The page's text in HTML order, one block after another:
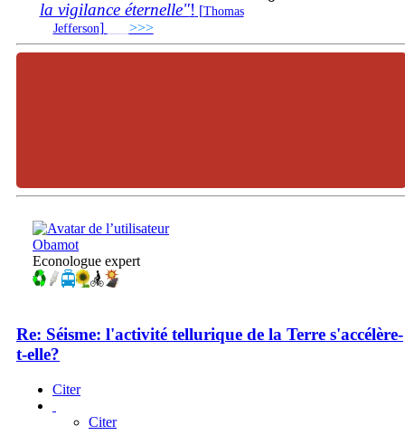
la vigilance éternelle"! [Thomas
Jefferson] >>>______________________________
Obamot
Econologue expert
Re: Séisme: l'activité tellurique de la Terre s'accélère-
t-elle?
Citer
Citer